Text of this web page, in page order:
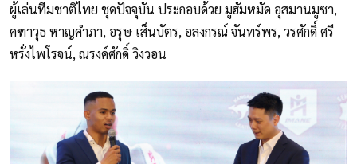
ผู้เล่นทีมชาติไทย ชุดปัจจุบัน ประกอบด้วย มูฮัมหมัด อุสมานมูซา,
คฑาวุธ หาญคำภา, อรุษ เส็นบัตร, อลงกรณ์ จันทร์พร, วรศักดิ์ ศรี
หรั่งไพโรจน์, ณรงค์ศักดิ์ วิงวอน